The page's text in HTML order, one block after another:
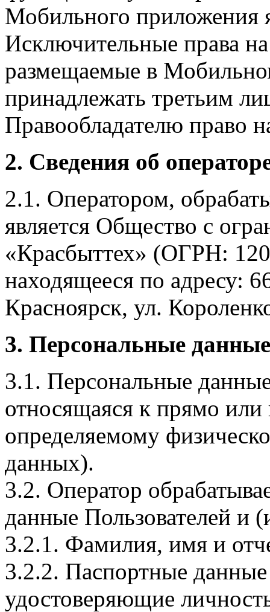
Мобильного приложения
Исключительные права
размещаемые в
принадлежать третьим
Правообладателю право
2. Сведения об
2.1. Оператором,
является Общество с
«Красбыттех» (ОГРН:
находящееся по адресу:
Красноярск, ул.
3. Персональные
3.1. Персональные
относящаяся к прямо
определяемому
данных).
3.2. Оператор
данные Пользователей и
3.2.1. Фамилия, имя и
3.2.2. Паспортные
удостоверяющие